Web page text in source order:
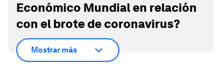
Económico Mundial en relación
con el brote de coronavirus?
Mostrar más